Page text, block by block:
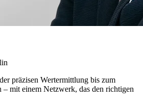
präzisen Wertermittlung bis zum
mit einem Netzwerk, das den richtigen